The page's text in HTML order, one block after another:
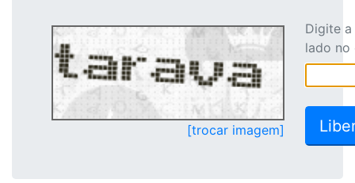
[trocar imagem]
Digite
lado no